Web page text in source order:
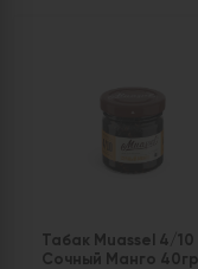
Табак Muassel 4/10
Сочный Манго 40гр.